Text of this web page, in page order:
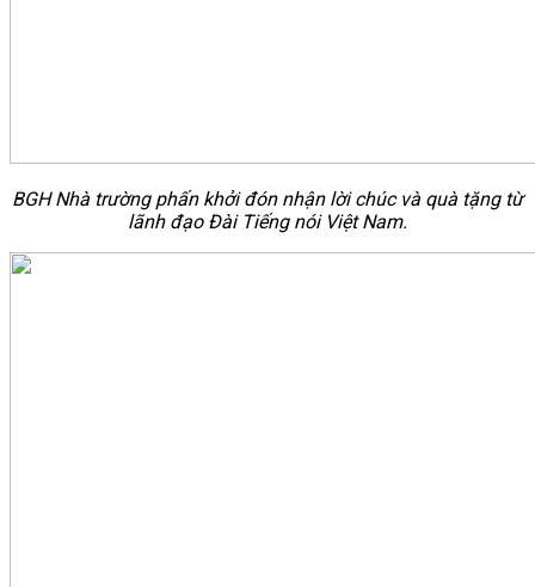
BGH Nhà trường phấn khởi đón nhận lời chúc và quà tặng từ
lãnh đạo Đài Tiếng nói Việt Nam.